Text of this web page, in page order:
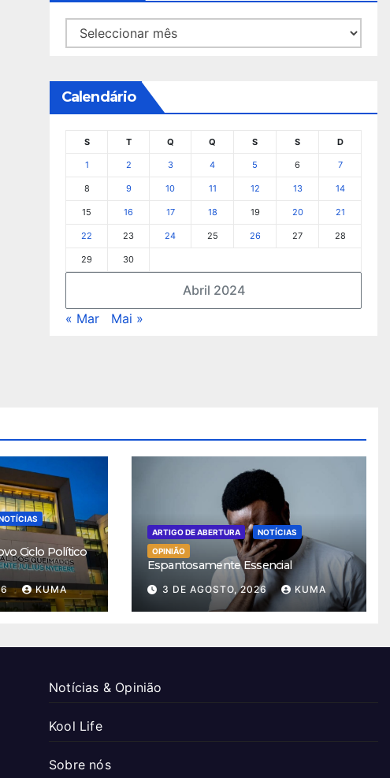
Arquivo
Calendário
Abril 2024
S T Q Q S S D
1 2 3 4 5 6 7
8 9 10 11 12 13 14
15 16 17 18 19 20 21
22 23 24 25 26 27 28
29 30
« Mar Mai »
Ciclo Político
KUMA
ARTIGO DE ABERTURA
NOTÍCIAS
OPINIÃO
Espantosamente Essencial
3 DE AGOSTO, 2026 KUMA
Notícias & Opinião
Kool Life
Sobre nós